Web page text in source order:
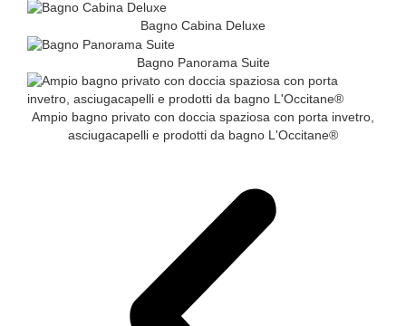
Bagno Cabina Deluxe
Bagno Panorama Suite
Ampio bagno privato con doccia spaziosa con porta invetro,
asciugacapelli e prodotti da bagno L'Occitane®